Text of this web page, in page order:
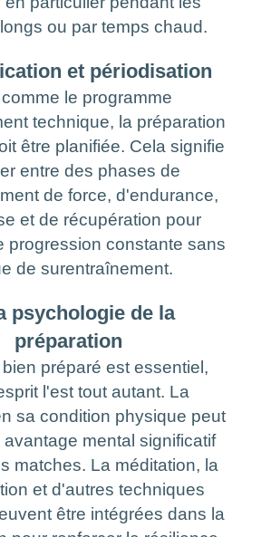
ou par temps chaud.
et périodisation
le programme
technique, la préparation
être planifiée. Cela signifie
entre des phases de
de force, d'endurance,
et de récupération pour
progression constante sans
de surentraînement.
psychologie de la
préparation
préparé est essentiel,
l'est tout autant. La
sa condition physique peut
mental significatif
matches. La méditation, la
et d'autres techniques
être intégrées dans la